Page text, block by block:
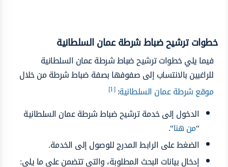
خطوات ترشيح ضباط شرطة عمان السلطانية
فيما يلي خطوات ترشيح ضباط شرطة عمان السلطانية
للراغبين بالانتساب إلى صفوفها بصفة ضباط شرطة من خلال
موقع شرطة عمان السلطانية:
[1]
الدخول إلى خدمة ترشيح ضباط شرطة عمان السلطانية
“من هنا“.
الضغط على الرابط المدرج للوصول إلى الخدمة.
إدخال بيانات البحث المطلوبة، والتي تتضمن على ما يلي: